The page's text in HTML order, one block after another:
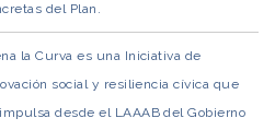
del Plan.
la Curva es una Iniciativa de
social y resiliencia cívica que
desde el LAAAB del Gobierno